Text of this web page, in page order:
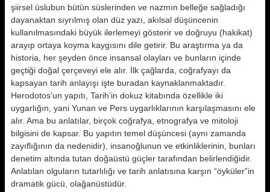
şiirsel üslubun bütün süslerinden ve nazmın belleğe sağladığı
dayanaktan sıyrılmış olan düz yazı, akılsal düşüncenin
kullanılmasındaki büyük ilerlemeyi gösterir ve doğruyu (hakikat)
arayıp ortaya koyma kaygısını dile getirir. Bu araştırma ya da
historia, her şeyden önce insansal olayları ve bunların içinde
geçtiği doğal çerçeveyi ele alır. İlk çağlarda, coğrafyayı da
kapsayan tarih anlayışı işte buradan kaynaklanmaktadır.
Herodotos’un yapıtı, Tarih’in dokuz kitabında özellikle iki
uygarlığın, yani Yunan ve Pers uygarlıklarının karşılaşmasını ele
alır. Ama bu anlatılar, birçok coğrafya, etnografya ve mitoloji
bilgisini de kapsar. Bu yapıtın temel düşüncesi (aynı zamanda
zayıflığının da nedenidir), insanoğlunun ve etkinliklerinin, bunları
denetim altında tutan doğaüstü güçler tarafından belirlendiğidir.
Anlatılan olguların tutarlılığı ve tarih anlatısına karşın “öyküler”in
dramatik gücü, olağanüstüdür.